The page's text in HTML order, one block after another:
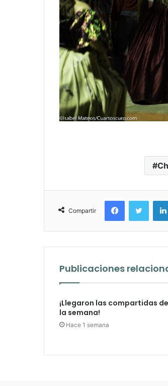
Compartir
Facebook
Publicaciones
¡Llegaron las compartidas de
la semana!
Hace 1 semana